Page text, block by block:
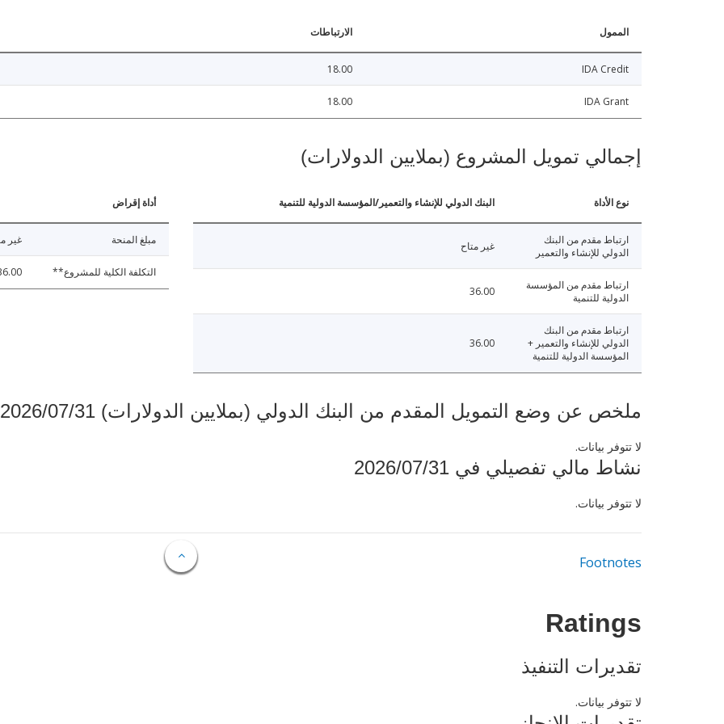
الممول الارتباطات
IDA Credit
18.00
IDA Grant
18.00
إجمالي تمويل المشروع (بملايين الدولارات)
نوع الأداة البنك الدولي للإنشاء والتعمير/المؤسسة الدولية للتنمية
ارتباط مقدم من البنك
الدولي للإنشاء والتعمير
غير متاح
ارتباط مقدم من المؤسسة
الدولية للتنمية
36.00
ارتباط مقدم من البنك
الدولي للإنشاء والتعمير +
المؤسسة الدولية للتنمية
36.00
أداة إقراض
مبلغ المنحة غير
التكلفة الكلية للمشروع**
ملخص عن وضع التمويل المقدم من البنك الدولي (بملايين الدولارات) 2026/07/31
لا تتوفر بيانات.
نشاط مالي تفصيلي في 2026/07/31
لا تتوفر بيانات.
Footnotes
Ratings
تقديرات التنفيذ
لا تتوفر بيانات.